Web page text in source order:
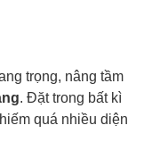
trọng, nâng tầm
. Đặt trong bất kì
quá nhiều diện